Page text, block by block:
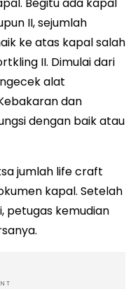
II, sejumlah
ke atas kapal salah
II. Dimulai dari
alat
dan
dengan baik atau
jumlah life craft
kapal. Setelah
petugas kemudian